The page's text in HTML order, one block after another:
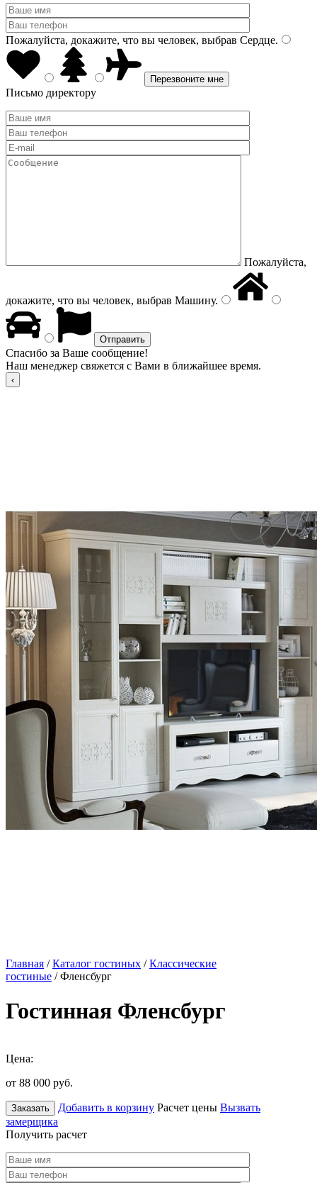
Пожалуйста, докажите, что вы человек, выбрав Сердце.
Письмо директору
Пожалуйста,
докажите, что вы человек, выбрав Машину.
Спасибо за Ваше сообщение!
Наш менеджер свяжется с Вами в ближайшее время.
Главная /Каталог гостиных /Классические
гостиные / Фленсбург
Гостинная Фленсбург
Цена:
от 88 000 руб.
Заказать Добавить в корзину Расчет цены Вызвать
замерщика
Получить расчет